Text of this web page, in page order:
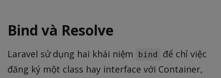
Bind và Resolve
Laravel sử dụng hai khái niệm bind
để chỉ việc
đăng ký một class hay interface với Container,